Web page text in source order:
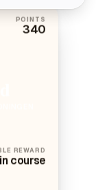
POINTS
340
REWARD
course